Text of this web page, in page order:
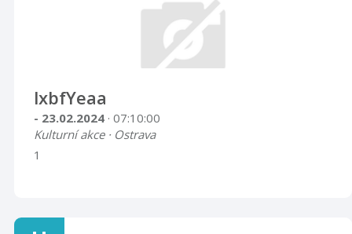
lxbfYeaa
- 23.02.2024 · 07:10:00
Kulturní akce · Ostrava
1